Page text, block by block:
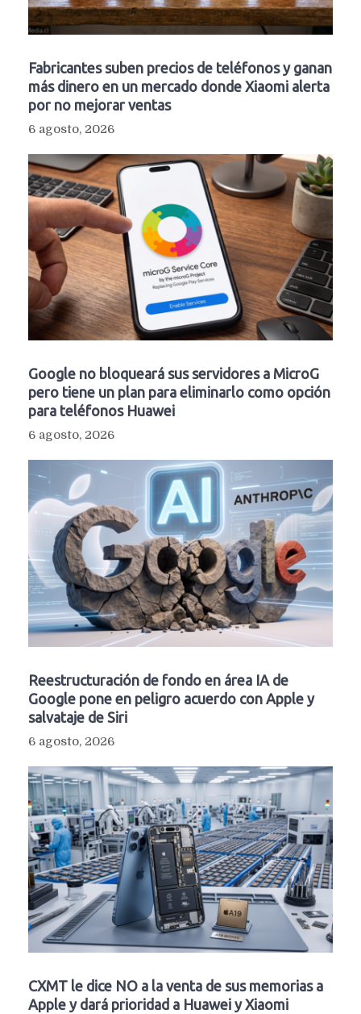
Fabricantes suben precios de teléfonos y ganan
más dinero en un mercado donde Xiaomi alerta
por no mejorar ventas
6 agosto, 2026
Google no bloqueará sus servidores a MicroG
pero tiene un plan para eliminarlo como opción
para teléfonos Huawei
6 agosto, 2026
Reestructuración de fondo en área IA de
Google pone en peligro acuerdo con Apple y
salvataje de Siri
6 agosto, 2026
CXMT le dice NO a la venta de sus memorias a
Apple y dará prioridad a Huawei y Xiaomi